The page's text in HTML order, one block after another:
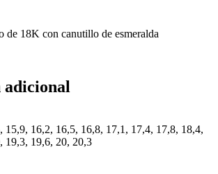
de 18K con canutillo de esmeralda
15,9, 16,2, 16,5, 16,8, 17,1, 17,4, 17,8, 18,4,
19,3, 19,6, 20, 20,3